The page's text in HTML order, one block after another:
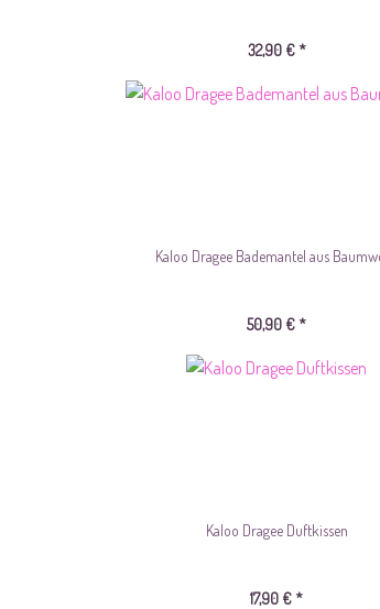
32,90 € *
Kaloo Dragee Bademantel aus
50,90 € *
Kaloo Dragee Duftkissen
17,90 € *